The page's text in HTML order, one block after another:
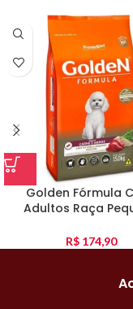
Golden Fórmula
Adultos Raça
R$174,90